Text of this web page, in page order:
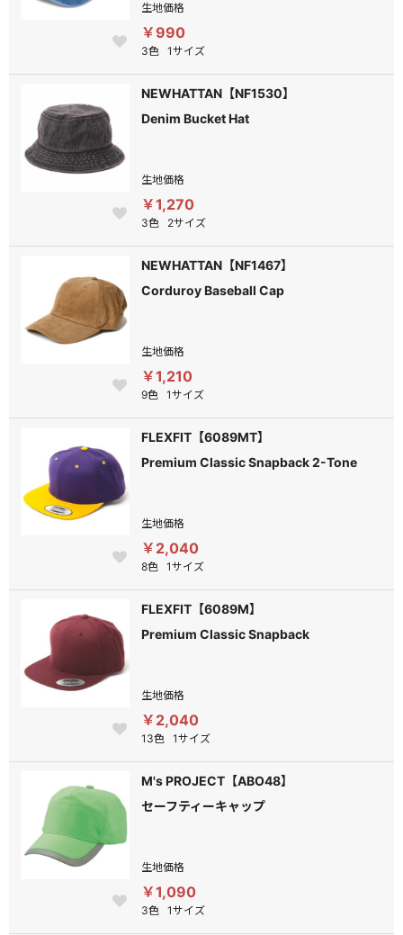
生地価格
￥990
3色 1サイズ
NEWHATTAN【NF1530】
Denim Bucket Hat
生地価格
￥1,270
3色 2サイズ
NEWHATTAN【NF1467】
Corduroy Baseball Cap
生地価格
￥1,210
9色 1サイズ
FLEXFIT【6089MT】
Premium Classic Snapback 2-Tone
生地価格
￥2,040
8色 1サイズ
FLEXFIT【6089M】
Premium Classic Snapback
生地価格
￥2,040
13色 1サイズ
M's PROJECT【ABO48】
セーフティーキャップ
生地価格
￥1,090
3色 1サイズ